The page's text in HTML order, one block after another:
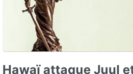
Hawaï attaque Juul